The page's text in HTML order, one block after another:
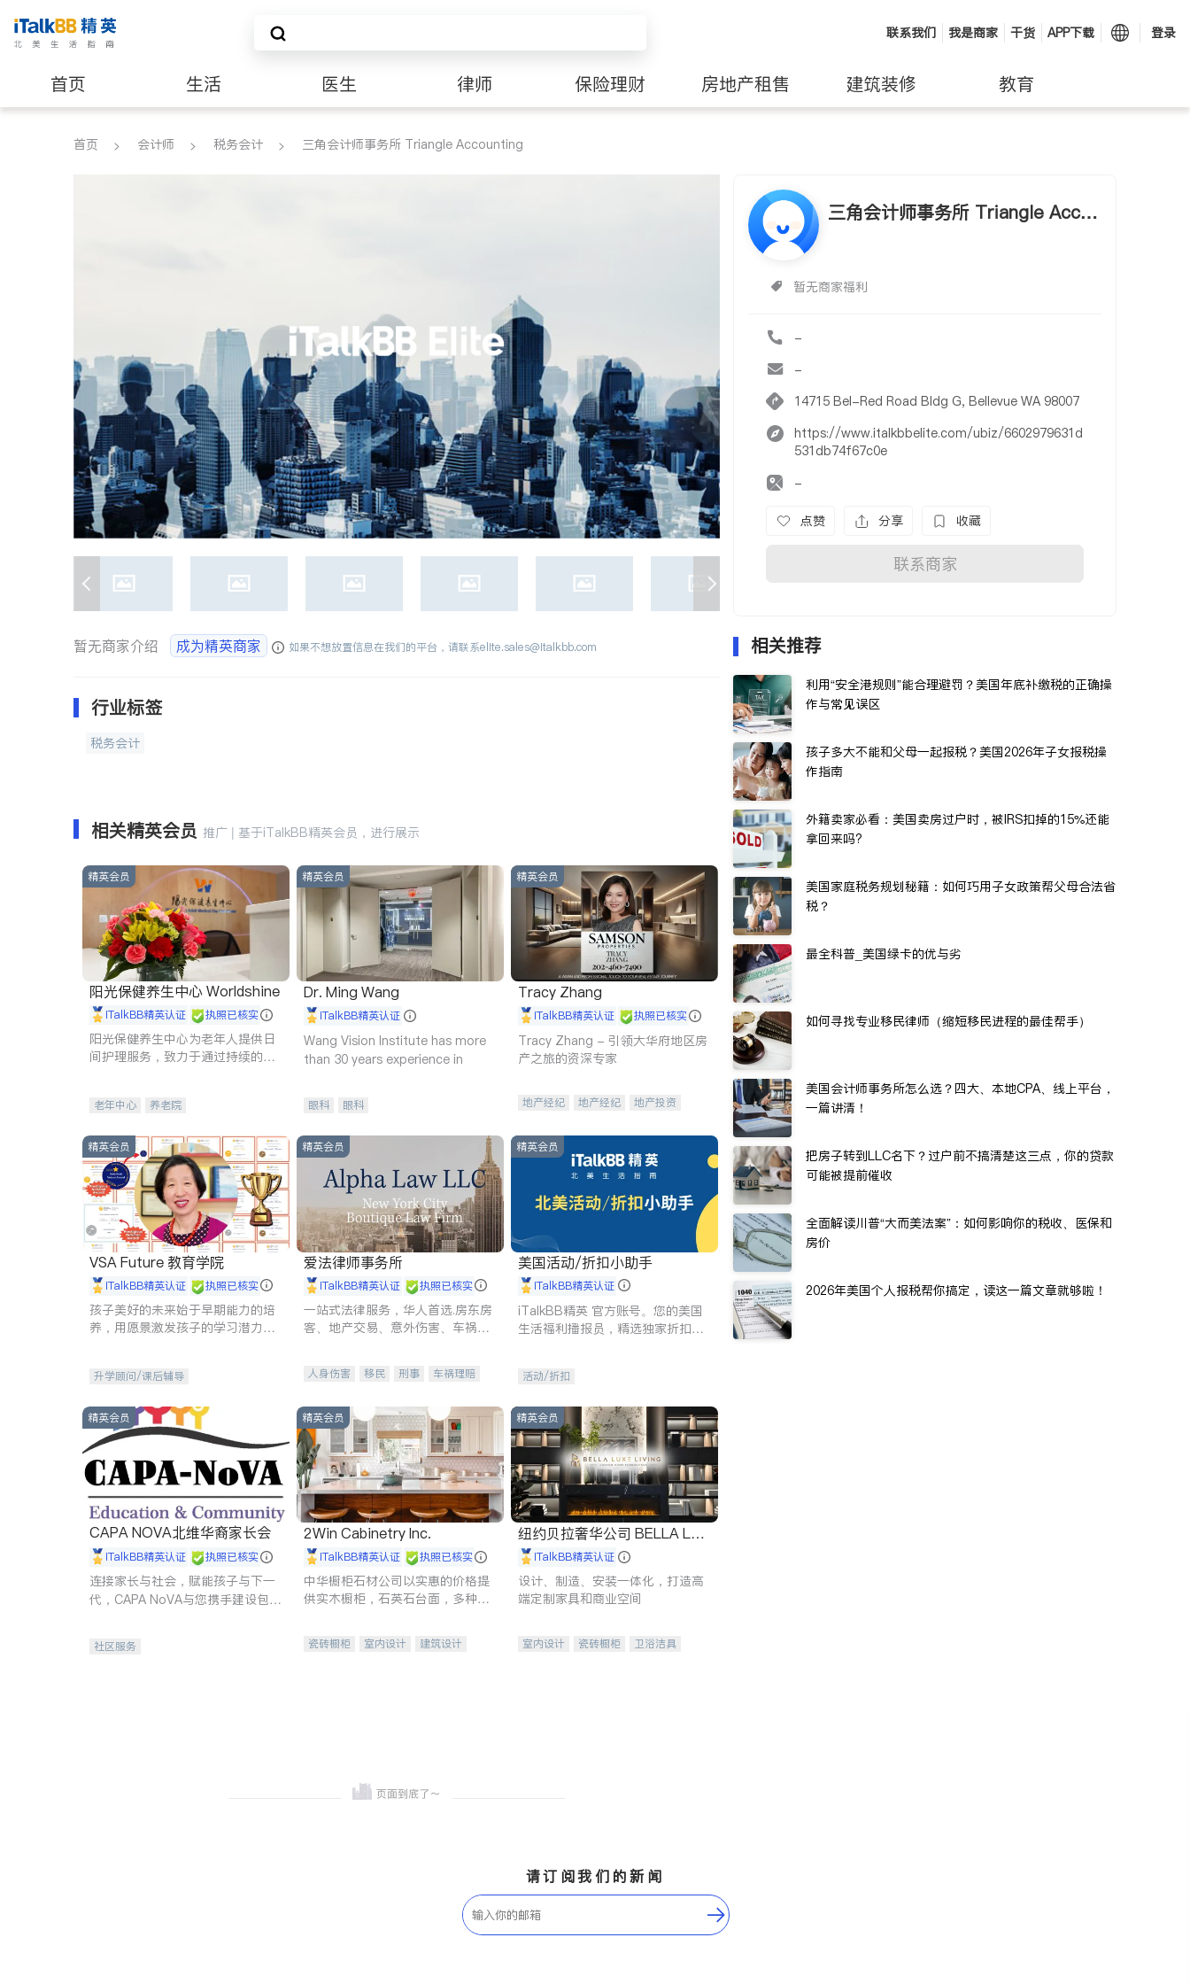
联系我们 我是商家 干货 APP下载 登录
首页 生活 医生 律师 保险理财 房地产租售 建筑装修 教育
养老 非盈利组织
首页 会计师 税务会计 三角会计师事务所 Triangle Accounting
三角会计师事务所 Triangle Accou
暂无商家福利
-
-
14715 Bel-Red Road Bldg G, Bellevue WA 98007
https://www.italkbbelite.com/ubiz/6602979631d
531db74f67c0e
-
点赞 分享 收藏
联系商家
暂无商家介绍 成为精英商家 如果不想放置信息在我们的平台，请联系elite.sales@italkbb.com
行业标签
税务会计
相关精英会员 推广 | 基于iTalkBB精英会员，进行展示
精英会员
阳光保健养生中心 Worldshine
iTalkBB精英认证 执照已核实
阳光保健养生中心为老年人提供日
间护理服务，致力于通过持续的护
老年中心 养老院
精英会员
Dr. Ming Wang
iTalkBB精英认证
Wang Vision Institute has more
than 30 years experience in
眼科 眼科
精英会员
Tracy Zhang
iTalkBB精英认证 执照已核实
Tracy Zhang - 引领大华府地区房
产之旅的资深专家
地产经纪 地产经纪
地产投资
精英会员
VSA Future 教育学院
iTalkBB精英认证 执照已核实
孩子美好的未来始于早期能力的培
养，用愿景激发孩子的学习潜力和
升学顾问/课后辅导
精英会员
爱法律师事务所
iTalkBB精英认证 执照已核实
一站式法律服务，华人首选.房东房
客、地产交易、意外伤害、车祸重
人身伤害 移民 刑事
车祸理赔
商标注册
索赔 律师-其它 保释
精英会员
美国活动/折扣小助手
iTalkBB精英认证
iTalkBB精英 官方账号。您的美国
生活福利播报员，精选独家折扣、
活动/折扣
精英会员
CAPA NOVA北维华裔家长会
iTalkBB精英认证 执照已核实
连接家长与社会，赋能孩子与下一
代，CAPA NoVA与您携手建设包
社区服务
精英会员
2Win Cabinetry Inc.
iTalkBB精英认证 执照已核实
中华橱柜石材公司以实惠的价格提
供实木橱柜，石英石台面，多种优
机。品质厨房，家的选择。
瓷砖橱柜 室内设计
建筑设计
精英会员
纽约贝拉奢华公司 BELLA LUX
E iTalkBB精英认证
设计、制造、安装一体化，打造高
端定制家具和商业空间
室内设计 瓷砖橱柜
卫浴洁具
相关推荐
利用“安全港规则”能合理避罚？美国年底补缴税的正确操
作与常见误区
孩子多大不能和父母一起报税？美国2026年子女报税操
作指南
外籍卖家必看：美国卖房过户时，被IRS扣掉的15%还能
拿回来吗?
美国家庭税务规划秘籍：如何巧用子女政策帮父母合法省
税？
最全科普_美国绿卡的优与劣
如何寻找专业移民律师（缩短移民进程的最佳帮手）
美国会计师事务所怎么选？四大、本地CPA、线上平台，
一篇讲清！
把房子转到LLC名下？过户前不搞清楚这三点，你的贷款
可能被提前催收
全面解读川普“大而美法案”：如何影响你的税收、医保和
房价
2026年美国个人报税帮你搞定，读这一篇文章就够啦！
请订阅我们的新闻